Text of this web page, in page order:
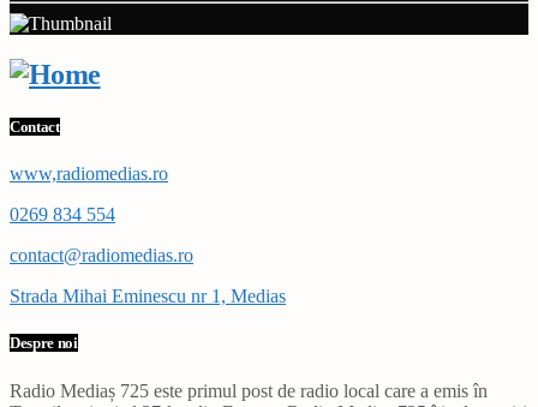
Contact
www,radiomedias.ro
0269 834 554
contact@radiomedias.ro
Strada Mihai Eminescu nr 1, Medias
Despre noi
Radio Mediaș 725 este primul post de radio local care a emis în